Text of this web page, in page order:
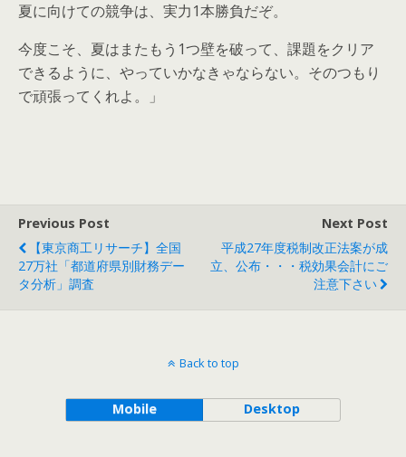
夏に向けての競争は、実力1本勝負だぞ。
今度こそ、夏はまたもう1つ壁を破って、課題をクリア
できるように、やっていかなきゃならない。そのつもり
で頑張ってくれよ。」
Previous Post
【東京商工リサーチ】全国
27万社「都道府県別財務デー
タ分析」調査
Next Post
平成27年度税制改正法案が成
立、公布・・・税効果会計にご
注意下さい
Back to top
Mobile Desktop